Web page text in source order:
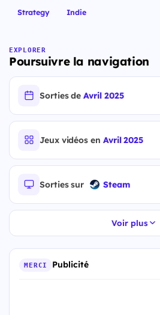
Strategy Indie
EXPLORER
Poursuivre la navigation
Sorties deAvril 2025
Jeux vidéos en Avril 2025
Sorties sur Steam
Voir plus
MERCI Publicité